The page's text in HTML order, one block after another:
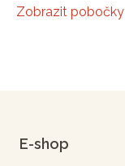
Zobrazit pobočky
E-shop